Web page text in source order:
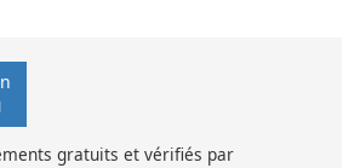
gratuits et vérifiés par